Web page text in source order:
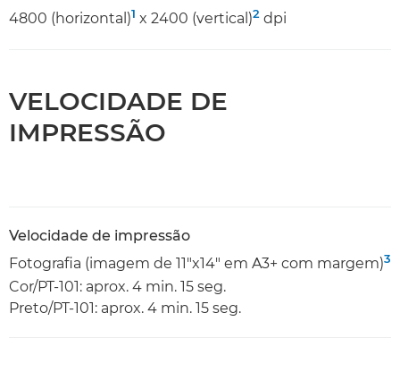
4800 (horizontal)1 x 2400 (vertical)2 dpi
VELOCIDADE DE
IMPRESSÃO
Velocidade de impressão
Fotografia (imagem de 11"x14" em A3+ com margem)3
Cor/PT-101: aprox. 4 min. 15 seg.
Preto/PT-101: aprox. 4 min. 15 seg.